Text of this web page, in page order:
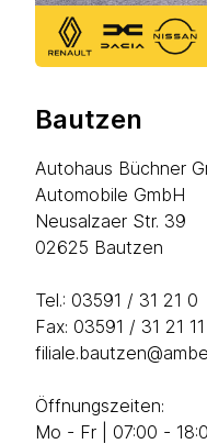
Bautzen
Autohaus Büchner
Automobile GmbH
Neusalzaer Str. 39
02625 Bautzen
Tel.: 03591 / 31 21 0
Fax: 03591 / 31 21 11
Öffnungszeiten:
Mo - Fr | 07:00 -